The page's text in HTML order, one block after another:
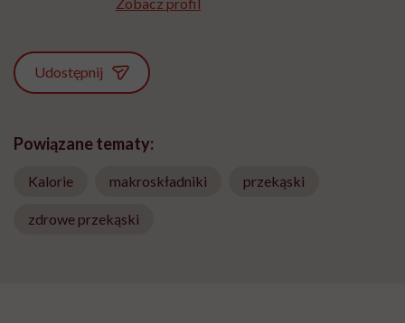
Zobacz profil
Udostępnij
Powiązane tematy:
Kalorie makroskładniki przekąski
zdrowe przekąski